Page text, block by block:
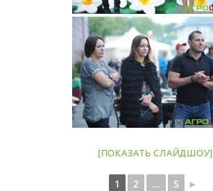
[ПОКАЗАТЬ СЛАЙДШОУ]
1 2 ... 5 ►